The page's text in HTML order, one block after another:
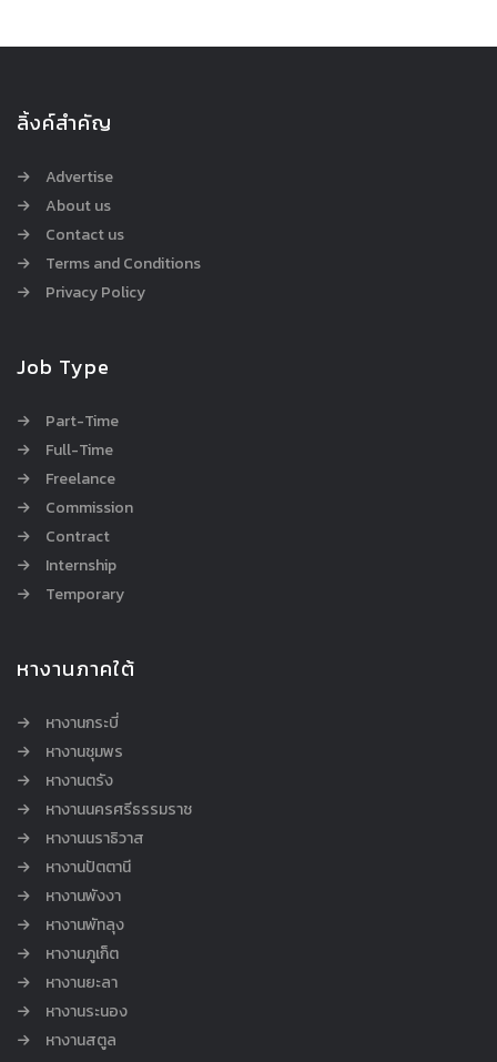
ลิ้งค์สำคัญ
Advertise
About us
Contact us
Terms and Conditions
Privacy Policy
Job Type
Part-Time
Full-Time
Freelance
Commission
Contract
Internship
Temporary
หางานภาคใต้
หางานกระบี่
หางานชุมพร
หางานตรัง
หางานนครศรีธรรมราช
หางานนราธิวาส
หางานปัตตานี
หางานพังงา
หางานพัทลุง
หางานภูเก็ต
หางานยะลา
หางานระนอง
หางานสตูล